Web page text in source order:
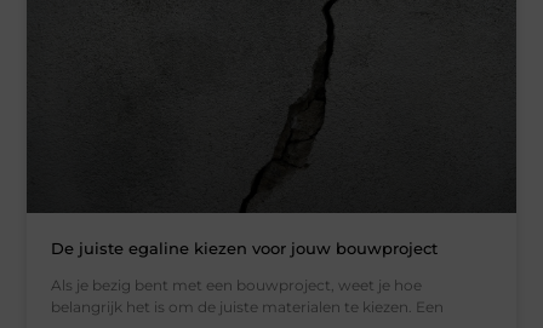
De juiste egaline kiezen voor jouw bouwproject
Als je bezig bent met een bouwproject, weet je hoe
belangrijk het is om de juiste materialen te kiezen. Een